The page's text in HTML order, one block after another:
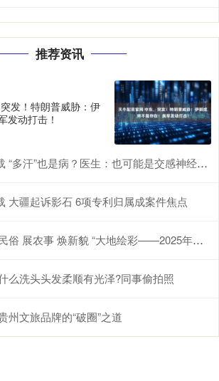
推荐资讯
发！特朗普威胁：伊
发动打击！
”也是病？医生：也可能是交感神经过度兴奋所致
大疆起诉影石 6项专利归属成案件焦点
事 焕新貌 “大地绘彩——2025年农民画大展”在国博开幕
么洗头头发柔顺有光泽?同事偷拍照
州文旅品牌的“破圈”之道